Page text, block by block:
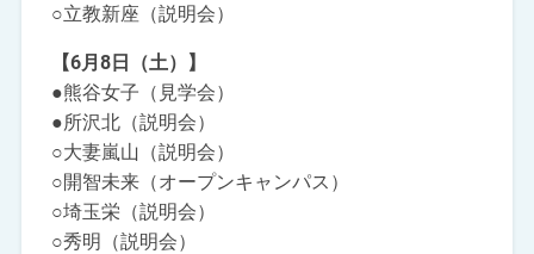
○立教新座（説明会）
【6月8日（土）】
●熊谷女子（見学会）
●所沢北（説明会）
○大妻嵐山（説明会）
○開智未来（オープンキャンパス）
○埼玉栄（説明会）
○秀明（説明会）